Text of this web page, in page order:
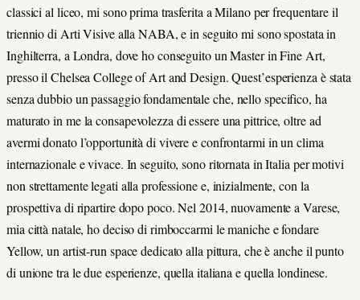
classici al liceo, mi sono prima trasferita a Milano per frequentare il
triennio di Arti Visive alla NABA, e in seguito mi sono spostata in
Inghilterra, a Londra, dove ho conseguito un Master in Fine Art,
presso il Chelsea College of Art and Design. Quest’esperienza è stata
senza dubbio un passaggio fondamentale che, nello specifico, ha
maturato in me la consapevolezza di essere una pittrice, oltre ad
avermi donato l’opportunità di vivere e confrontarmi in un clima
internazionale e vivace. In seguito, sono ritornata in Italia per motivi
non strettamente legati alla professione e, inizialmente, con la
prospettiva di ripartire dopo poco. Nel 2014, nuovamente a Varese,
mia città natale, ho deciso di rimboccarmi le maniche e fondare
Yellow, un artist-run space dedicato alla pittura, che è anche il punto
di unione tra le due esperienze, quella italiana e quella londinese.